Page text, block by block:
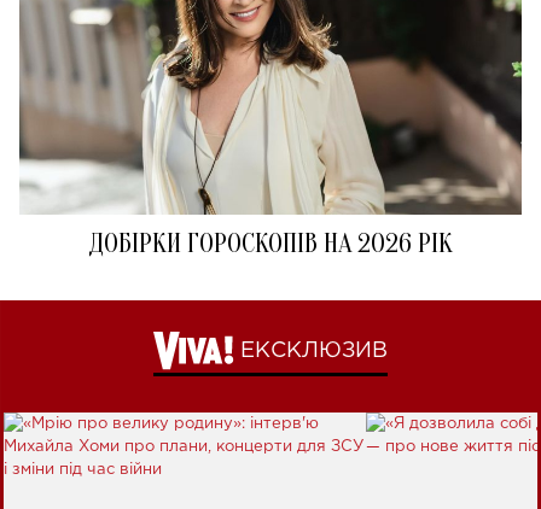
ДОБІРКИ ГОРОСКОПІВ НА 2026 РІК
ЕКСКЛЮЗИВ